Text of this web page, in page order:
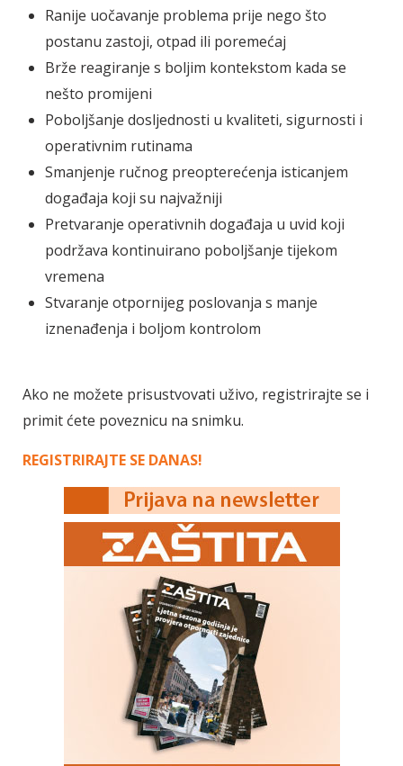
Ranije uočavanje problema prije nego što
postanu zastoji, otpad ili poremećaj
Brže reagiranje s boljim kontekstom kada se
nešto promijeni
Poboljšanje dosljednosti u kvaliteti, sigurnosti i
operativnim rutinama
Smanjenje ručnog preopterećenja isticanjem
događaja koji su najvažniji
Pretvaranje operativnih događaja u uvid koji
podržava kontinuirano poboljšanje tijekom
vremena
Stvaranje otpornijeg poslovanja s manje
iznenađenja i boljom kontrolom
Ako ne možete prisustvovati uživo, registrirajte se i
primit ćete poveznicu na snimku.
REGISTRIRAJTE SE DANAS!